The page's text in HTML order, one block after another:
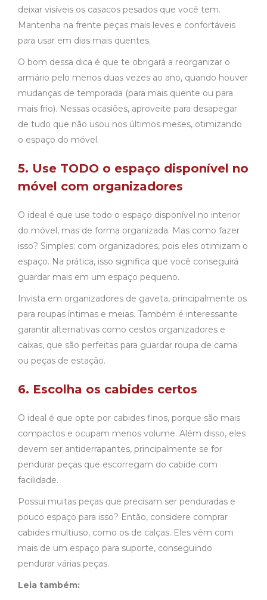
deixar visíveis os casacos pesados que você tem.
Mantenha na frente peças mais leves e confortáveis
para usar em dias mais quentes.
O bom dessa dica é que te obrigará a reorganizar o
armário pelo menos duas vezes ao ano, quando houver
mudanças de temporada (para mais quente ou para
mais frio). Nessas ocasiões, aproveite para desapegar
de tudo que não usou nos últimos meses, otimizando
o espaço do móvel.
5. Use TODO o espaço disponível no
móvel com organizadores
O ideal é que use todo o espaço disponível no interior
do móvel, mas de forma organizada. Mas como fazer
isso? Simples: com organizadores, pois eles otimizam o
espaço. Na prática, isso significa que você conseguirá
guardar mais em um espaço pequeno.
Invista em organizadores de gaveta, principalmente os
para roupas íntimas e meias. Também é interessante
garantir alternativas como cestos organizadores e
caixas, que são perfeitas para guardar roupa de cama
ou peças de estação.
6. Escolha os cabides certos
O ideal é que opte por cabides finos, porque são mais
compactos e ocupam menos volume. Além disso, eles
devem ser antiderrapantes, principalmente se for
pendurar peças que escorregam do cabide com
facilidade.
Possui muitas peças que precisam ser penduradas e
pouco espaço para isso? Então, considere comprar
cabides multiuso, como os de calças. Eles vêm com
mais de um espaço para suporte, conseguindo
pendurar várias peças.
Leia também: